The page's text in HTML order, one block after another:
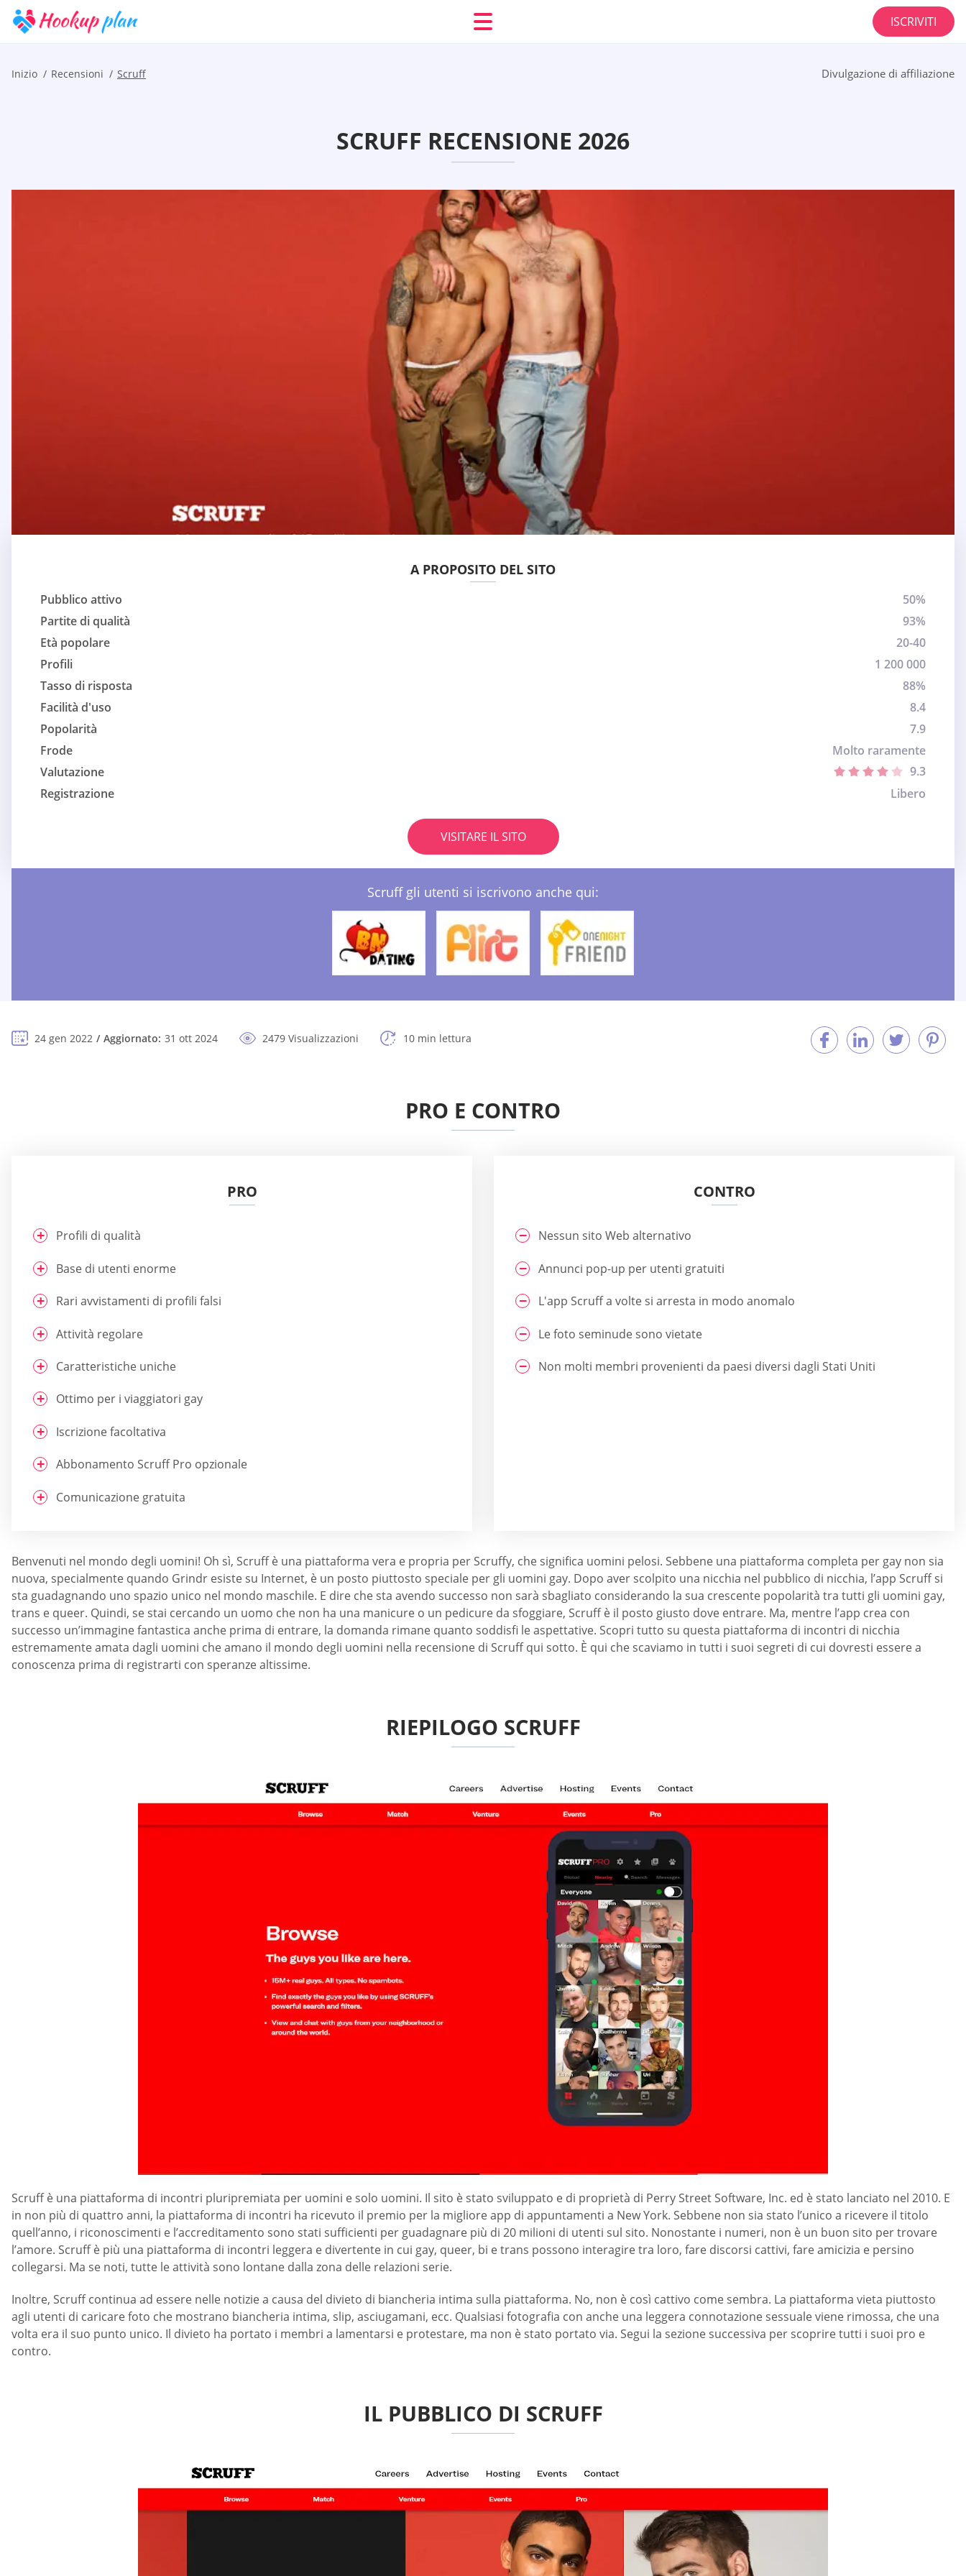
ISCRIVITI
Inizio Recensioni Scruff Divulgazione di affiliazione
SCRUFF RECENSIONE 2026
A PROPOSITO DEL SITO
Pubblico attivo
50%
Partite di qualità
93%
Età popolare
20-40
Profili
1 200 000
Tasso di risposta
88%
Facilità d'uso
8.4
Popolarità
7.9
Frode
Molto raramente
Valutazione
9.3
Registrazione
Libero
VISITARE IL SITO
Scruff gli utenti si iscrivono anche qui:
24 gen 2022 Aggiornato: 31 ott 2024 2479 Visualizzazioni 10 min lettura
PRO E CONTRO
PRO
Profili di qualità
Base di utenti enorme
Rari avvistamenti di profili falsi
Attività regolare
Caratteristiche uniche
Ottimo per i viaggiatori gay
Iscrizione facoltativa
Abbonamento Scruff Pro opzionale
Comunicazione gratuita
CONTRO
Nessun sito Web alternativo
Annunci pop-up per utenti gratuiti
L'app Scruff a volte si arresta in modo anomalo
Le foto seminude sono vietate
Non molti membri provenienti da paesi diversi dagli Stati Uniti
Benvenuti nel mondo degli uomini! Oh sì, Scruff è una piattaforma vera e propria per Scruffy, che significa uomini pelosi. Sebbene una piattaforma completa per gay non sia
nuova, specialmente quando Grindr esiste su Internet, è un posto piuttosto speciale per gli uomini gay. Dopo aver scolpito una nicchia nel pubblico di nicchia, l’app Scruff si
sta guadagnando uno spazio unico nel mondo maschile. E dire che sta avendo successo non sarà sbagliato considerando la sua crescente popolarità tra tutti gli uomini gay,
trans e queer. Quindi, se stai cercando un uomo che non ha una manicure o un pedicure da sfoggiare, Scruff è il posto giusto dove entrare. Ma, mentre l’app crea con
successo un’immagine fantastica anche prima di entrare, la domanda rimane quanto soddisfi le aspettative. Scopri tutto su questa piattaforma di incontri di nicchia
estremamente amata dagli uomini che amano il mondo degli uomini nella recensione di Scruff qui sotto. È qui che scaviamo in tutti i suoi segreti di cui dovresti essere a
conoscenza prima di registrarti con speranze altissime.
RIEPILOGO SCRUFF
Scruff è una piattaforma di incontri pluripremiata per uomini e solo uomini. Il sito è stato sviluppato e di proprietà di Perry Street Software, Inc. ed è stato lanciato nel 2010. E
in non più di quattro anni, la piattaforma di incontri ha ricevuto il premio per la migliore app di appuntamenti a New York. Sebbene non sia stato l’unico a ricevere il titolo
quell’anno, i riconoscimenti e l’accreditamento sono stati sufficienti per guadagnare più di 20 milioni di utenti sul sito. Nonostante i numeri, non è un buon sito per trovare
l’amore. Scruff è più una piattaforma di incontri leggera e divertente in cui gay, queer, bi e trans possono interagire tra loro, fare discorsi cattivi, fare amicizia e persino
collegarsi. Ma se noti, tutte le attività sono lontane dalla zona delle relazioni serie.
Inoltre, Scruff continua ad essere nelle notizie a causa del divieto di biancheria intima sulla piattaforma. No, non è così cattivo come sembra. La piattaforma vieta piuttosto
agli utenti di caricare foto che mostrano biancheria intima, slip, asciugamani, ecc. Qualsiasi fotografia con anche una leggera connotazione sessuale viene rimossa, che una
volta era il suo punto unico. Il divieto ha portato i membri a lamentarsi e protestare, ma non è stato portato via. Segui la sezione successiva per scoprire tutti i suoi pro e
contro.
IL PUBBLICO DI SCRUFF